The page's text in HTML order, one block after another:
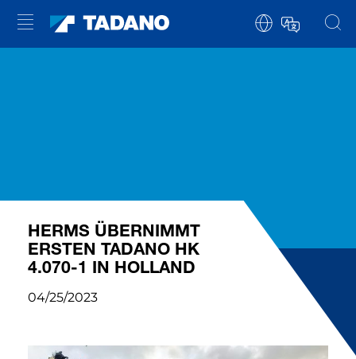
HERMS ÜBERNIMMT
ERSTEN TADANO HK
4.070-1 IN HOLLAND
04/25/2023